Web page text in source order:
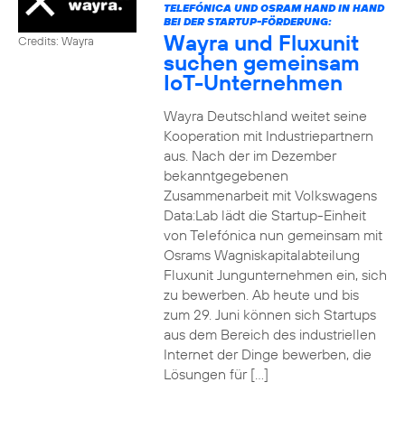
Credits: Wayra
TELEFÓNICA UND OSRAM HAND IN HAND
BEI DER STARTUP-FÖRDERUNG:
Wayra und Fluxunit
suchen gemeinsam
IoT-Unternehmen
Wayra Deutschland weitet seine
Kooperation mit Industriepartnern
aus. Nach der im Dezember
bekanntgegebenen
Zusammenarbeit mit Volkswagens
Data:Lab lädt die Startup-Einheit
von Telefónica nun gemeinsam mit
Osrams Wagniskapitalabteilung
Fluxunit Jungunternehmen ein, sich
zu bewerben. Ab heute und bis
zum 29. Juni können sich Startups
aus dem Bereich des industriellen
Internet der Dinge bewerben, die
Lösungen für […]